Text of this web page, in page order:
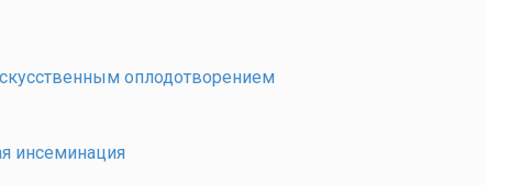
оплодотворением
инсеминация